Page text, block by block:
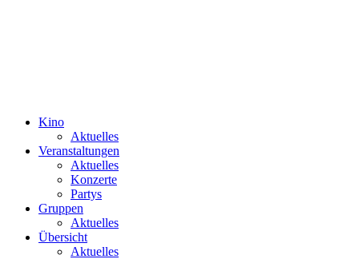
Kino
Aktuelles
Veranstaltungen
Aktuelles
Konzerte
Partys
Gruppen
Aktuelles
Übersicht
Aktuelles